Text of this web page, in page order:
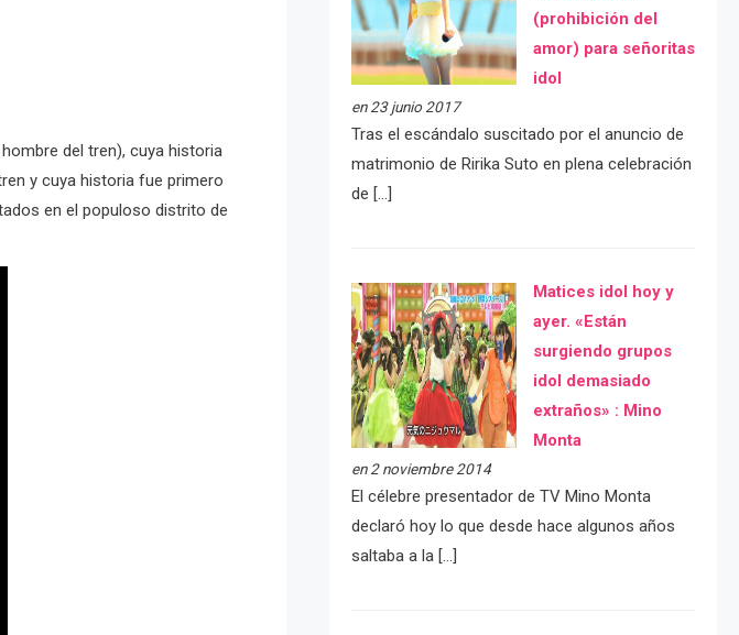
del tren), cuya historia
y cuya historia fue primero
en el populoso distrito de
(prohibición del
amor) para señoritas
idol
en 23 junio 2017
Tras el escándalo suscitado por el anuncio de
matrimonio de Ririka Suto en plena celebración
de […]
Matices idol hoy y
ayer. «Están
surgiendo grupos
idol demasiado
extraños» : Mino
Monta
en 2 noviembre 2014
El célebre presentador de TV Mino Monta
declaró hoy lo que desde hace algunos años
saltaba a la […]